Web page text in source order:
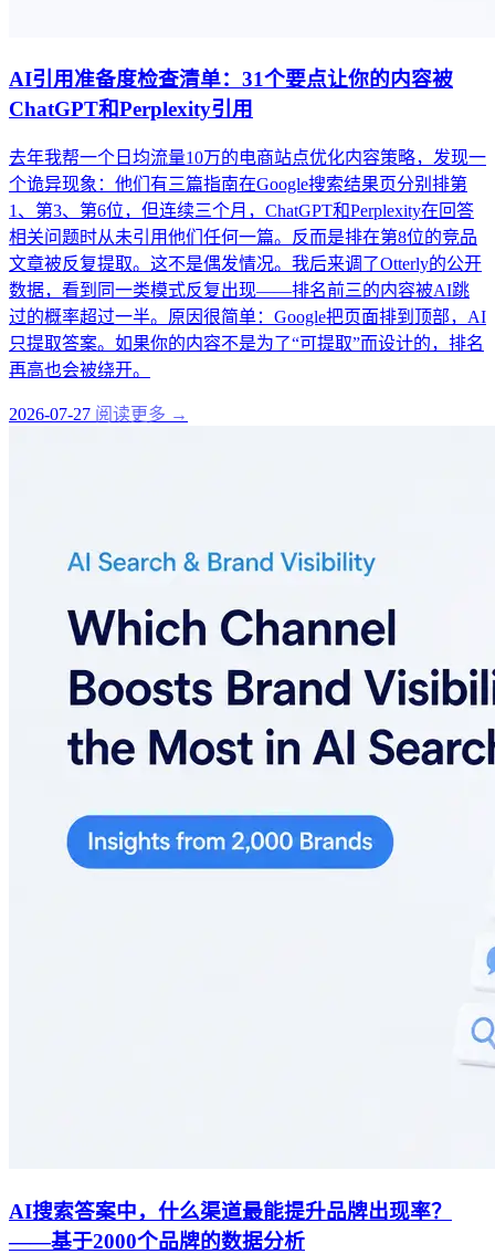
AI引用准备度检查清单：31个要点让你的内容被
ChatGPT和Perplexity引用
去年我帮一个日均流量10万的电商站点优化内容策略，发现一
个诡异现象：他们有三篇指南在Google搜索结果页分别排第
1、第3、第6位，但连续三个月，ChatGPT和Perplexity在回答
相关问题时从未引用他们任何一篇。反而是排在第8位的竞品
文章被反复提取。这不是偶发情况。我后来调了Otterly的公开
数据，看到同一类模式反复出现——排名前三的内容被AI跳
过的概率超过一半。原因很简单：Google把页面排到顶部，AI
只提取答案。如果你的内容不是为了“可提取”而设计的，排名
再高也会被绕开。
2026-07-27 阅读更多 →
AI搜索答案中，什么渠道最能提升品牌出现率？
——基于2000个品牌的数据分析